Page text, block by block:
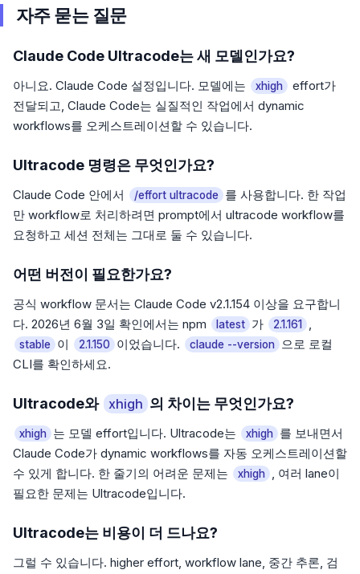
자주 묻는 질문
Claude Code Ultracode는 새 모델인가요?
아니요. Claude Code 설정입니다. 모델에는 xhigh
effort가
전달되고, Claude Code는 실질적인 작업에서 dynamic
workflows를 오케스트레이션할 수 있습니다.
Ultracode 명령은 무엇인가요?
Claude Code 안에서 /effort ultracode
를 사용합니다. 한 작업
만 workflow로 처리하려면 prompt에서 ultracode workflow를
요청하고 세션 전체는 그대로 둘 수 있습니다.
어떤 버전이 필요한가요?
공식 workflow 문서는 Claude Code v2.1.154 이상을 요구합니
다. 2026년 6월 3일 확인에서는 npm
latest 가 2.1.161 ,
stable 이 2.1.150 이었습니다. claude --version 으로 로컬
CLI를 확인하세요.
Ultracode와 xhigh 의 차이는 무엇인가요?
xhigh 는 모델 effort입니다. Ultracode는 xhigh 를 보내면서
Claude Code가 dynamic workflows를 자동 오케스트레이션할
수 있게 합니다. 한 줄기의 어려운 문제는
xhigh , 여러 lane이
필요한 문제는 Ultracode입니다.
Ultracode는 비용이 더 드나요?
그럴 수 있습니다. higher effort, workflow lane, 중간 추론, 검